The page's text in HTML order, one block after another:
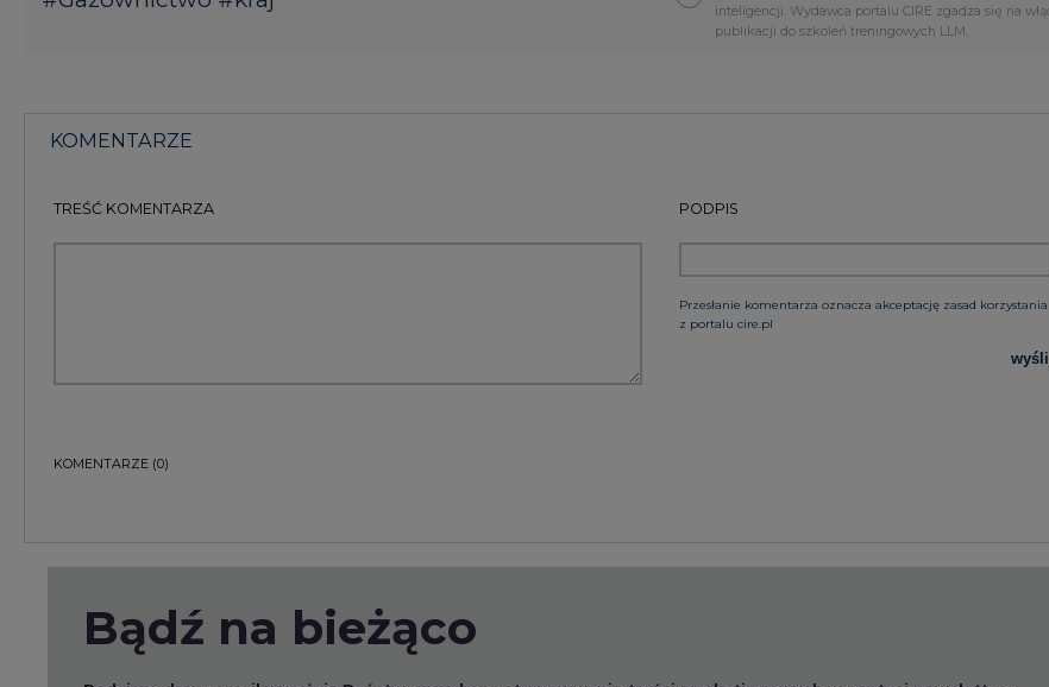
PODPIS
Przesłanie komentarza oznacza akceptację zasad korzystania
ZAPISZ SIĘ DO NEWSLETTERA
Więcej informacji dotyczących przetwarzania przez nas Państwa danych osobowych, w tym informacje o
przysługujących Państwu prawach, znajduje się w